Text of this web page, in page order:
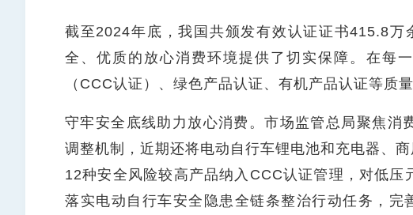
截至2024年底，我国共颁发有效认证证书415.8
全、优质的放心消费环境提供了切实保障。在每
（CCC认证）、绿色产品认证、有机产品认证等质
守牢安全底线助力放心消费。市场监管总局聚焦消
调整机制，近期还将电动自行车锂电池和充电器、
12种安全风险较高产品纳入CCC认证管理，对低压
落实电动自行车安全隐患全链条整治行动任务，完